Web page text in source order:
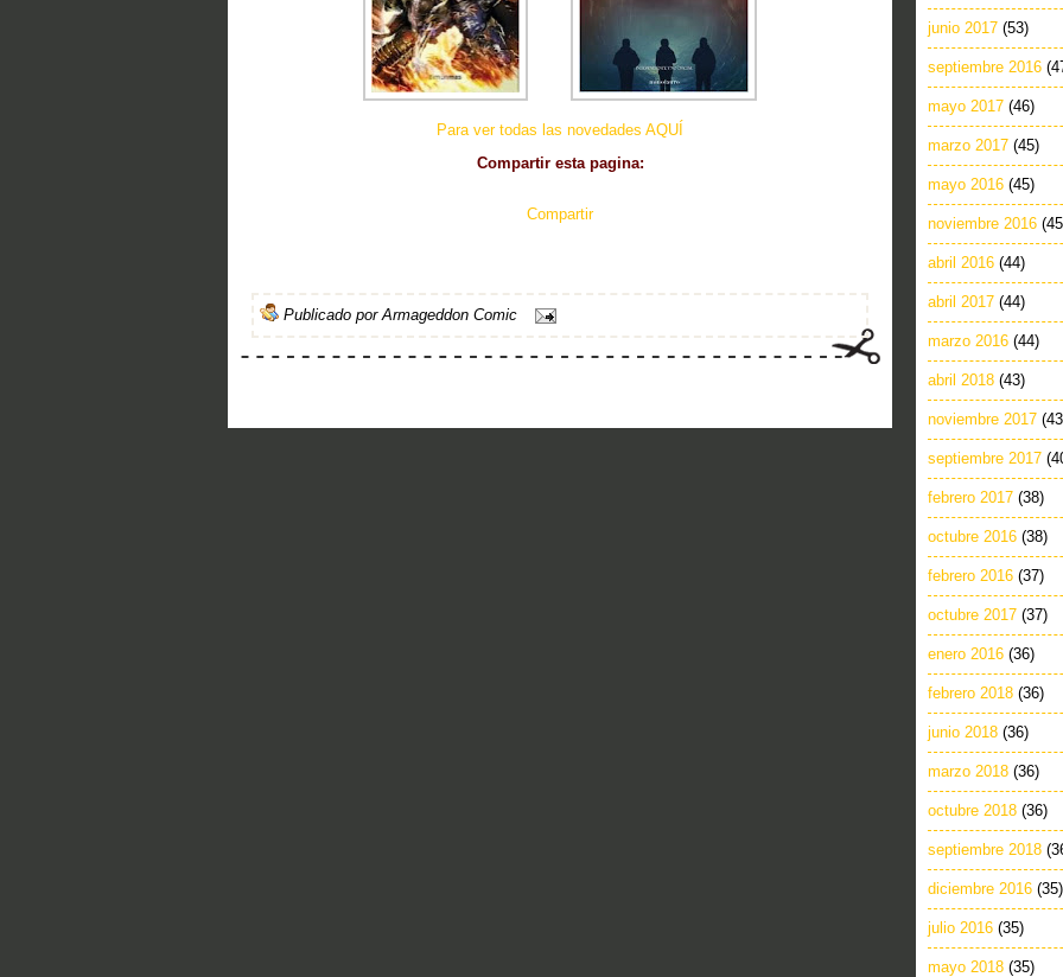
Para ver todas las novedades AQUÍ
Compartir esta pagina:
Compartir
Publicado porArmageddon Comic
junio 2017 (53)
septiembre 2016
mayo 2017 (46)
marzo 2017 (45)
mayo 2016 (45)
noviembre 2016
abril 2016 (44)
abril 2017 (44)
marzo 2016 (44)
abril 2018 (43)
noviembre 2017
septiembre 2017
febrero 2017 (38)
octubre 2016 (38)
febrero 2016 (37)
octubre 2017 (37)
enero 2016 (36)
febrero 2018 (36)
junio 2018 (36)
marzo 2018 (36)
octubre 2018 (36)
septiembre 2018
diciembre 2016 (35)
julio 2016 (35)
mayo 2018 (35)